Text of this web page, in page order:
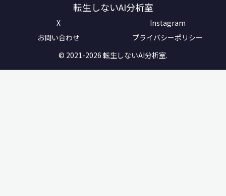
転生しないAI分析室
X
Instagram
お問い合わせ
プライバシーポリシー
© 2021-2026 転生しないAI分析室.